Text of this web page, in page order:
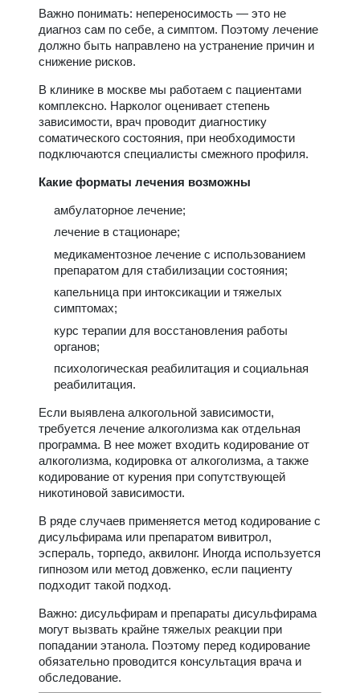
Важно понимать: непереносимость — это не
диагноз сам по себе, а симптом. Поэтому лечение
должно быть направлено на устранение причин и
снижение рисков.
В клинике в москве мы работаем с пациентами
комплексно. Нарколог оценивает степень
зависимости, врач проводит диагностику
соматического состояния, при необходимости
подключаются специалисты смежного профиля.
Какие форматы лечения возможны
амбулаторное лечение;
лечение в стационаре;
медикаментозное лечение с использованием
препаратом для стабилизации состояния;
капельница при интоксикации и тяжелых
симптомах;
курс терапии для восстановления работы
органов;
психологическая реабилитация и социальная
реабилитация.
Если выявлена алкогольной зависимости,
требуется лечение алкоголизма как отдельная
программа. В нее может входить кодирование от
алкоголизма, кодировка от алкоголизма, а также
кодирование от курения при сопутствующей
никотиновой зависимости.
В ряде случаев применяется метод кодирование с
дисульфирама или препаратом вивитрол,
эспераль, торпедо, аквилонг. Иногда используется
гипнозом или метод довженко, если пациенту
подходит такой подход.
Важно: дисульфирам и препараты дисульфирама
могут вызвать крайне тяжелых реакции при
попадании этанола. Поэтому перед кодирование
обязательно проводится консультация врача и
обследование.